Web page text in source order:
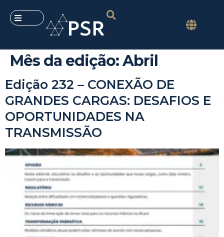
Mês da edição:Abril
Edição 232 – CONEXÃO DE
GRANDES CARGAS: DESAFIOS E
OPORTUNIDADES NA
TRANSMISSÃO